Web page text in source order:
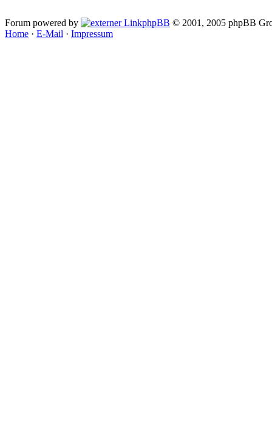
Forum powered by phpBB © 2001, 2005 phpBB
Home · E-Mail · Impressum